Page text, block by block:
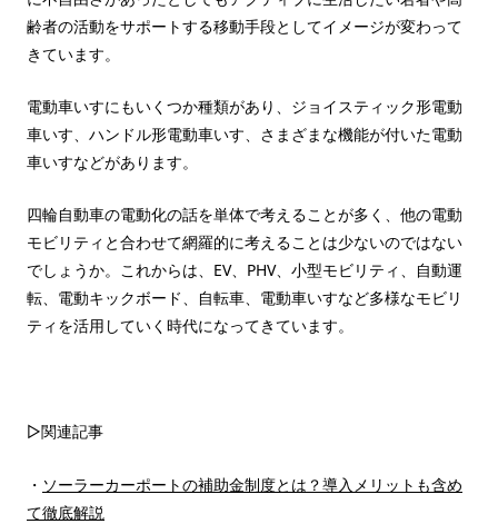
齢者の活動をサポートする移動手段としてイメージが変わって
きています。
電動車いすにもいくつか種類があり、ジョイスティック形電動
車いす、ハンドル形電動車いす、さまざまな機能が付いた電動
車いすなどがあります。
四輪自動車の電動化の話を単体で考えることが多く、他の電動
モビリティと合わせて網羅的に考えることは少ないのではない
でしょうか。これからは、EV、PHV、小型モビリティ、自動運
転、電動キックボード、自転車、電動車いすなど多様なモビリ
ティを活用していく時代になってきています。
▷関連記事
・ ソーラーカーポートの補助金制度とは？導入メリットも含め
て徹底解説